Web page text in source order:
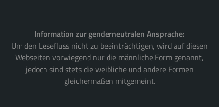
Information zur genderneutralen Ansprache:
Um den Lesefluss nicht zu beeinträchtigen, wird auf diesen
Webseiten vorwiegend nur die männliche Form genannt,
jedoch sind stets die weibliche und andere Formen
gleichermaßen mitgemeint.